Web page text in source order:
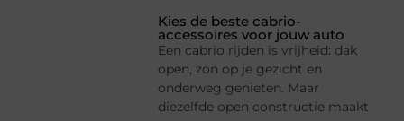
Kies de beste cabrio-
accessoires voor jouw auto
Een cabrio rijden is vrijheid: dak
open, zon op je gezicht en
onderweg genieten. Maar
diezelfde open constructie maakt